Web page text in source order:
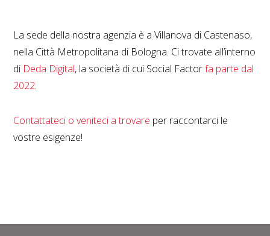
La sede della nostra agenzia è a Villanova di Castenaso,
nella Città Metropolitana di Bologna. Ci trovate all’interno
di Deda Digital, la società di cui Social Factorfa parte dal
2022.
Contattateci o veniteci a trovare per raccontarci le
vostre esigenze!